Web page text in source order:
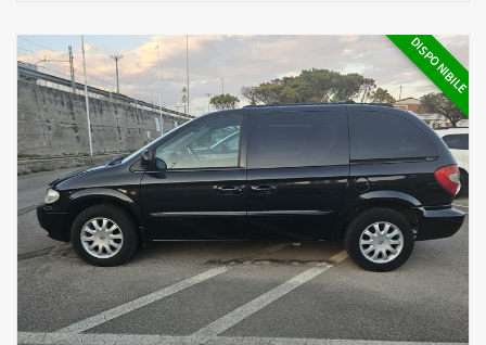
DISPONIBILE